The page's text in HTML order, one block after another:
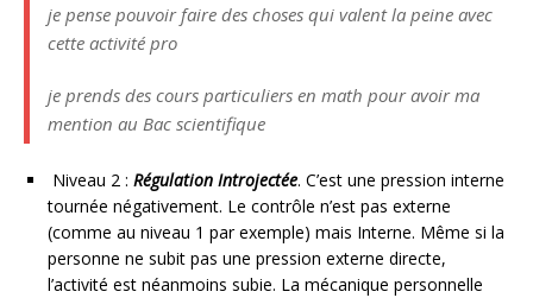
je pense pouvoir faire des choses qui valent la peine avec
cette activité pro
je prends des cours particuliers en math pour avoir ma
mention au Bac scientifique
Niveau 2 : Régulation Introjectée. C’est une pression interne
tournée négativement. Le contrôle n’est pas externe
(comme au niveau 1 par exemple) mais Interne. Même si la
personne ne subit pas une pression externe directe,
l’activité est néanmoins subie. La mécanique personnelle